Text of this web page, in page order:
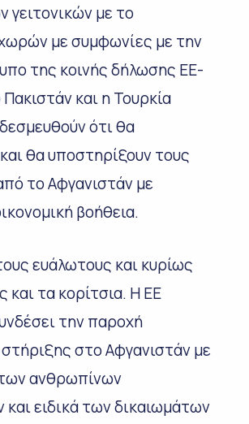
γειτονικών με το
με συμφωνίες με την
της κοινής δήλωσης ΕΕ-
και η Τουρκία
ότι θα
θα υποστηρίξουν τους
το Αφγανιστάν με
βοήθεια.
ευάλωτους και κυρίως
και τα κορίτσια. Η ΕΕ
την παροχή
στο Αφγανιστάν με
ανθρωπίνων
ειδικά των δικαιωμάτων